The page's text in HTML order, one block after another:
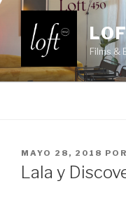
Saltar
contenido
Films &
PUBLICADO
EL
MAYO 28, 2018 POR
Lala y